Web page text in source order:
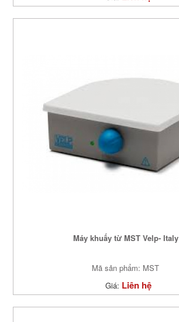
Máy khuấy từ MST Velp- Italy
Mã sản phẩm: MST
Giá: Liên hệ